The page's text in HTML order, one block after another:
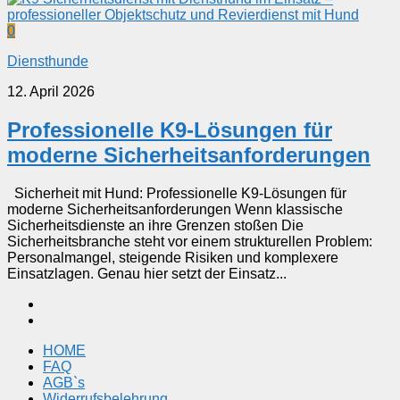
0
Diensthunde
12. April 2026
Professionelle K9-Lösungen für
moderne Sicherheitsanforderungen
Sicherheit mit Hund: Professionelle K9-Lösungen für
moderne Sicherheitsanforderungen Wenn klassische
Sicherheitsdienste an ihre Grenzen stoßen Die
Sicherheitsbranche steht vor einem strukturellen Problem:
Personalmangel, steigende Risiken und komplexere
Einsatzlagen. Genau hier setzt der Einsatz...
HOME
FAQ
AGB`s